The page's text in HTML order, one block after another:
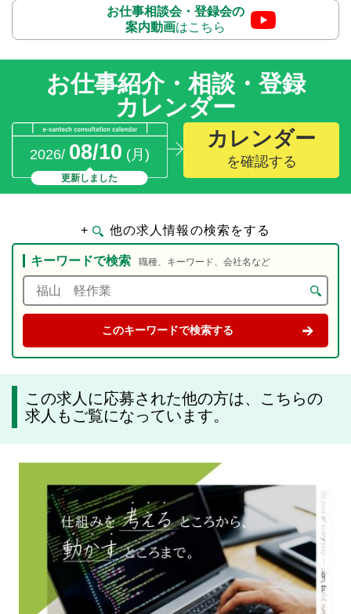
お仕事相談会・登録会の
案内動画はこちら
お仕事紹介・相談・登録
カレンダー
2026/ 08/10 (月)
更新しました
カレンダー
を確認する
+ 他の求人情報の検索をする
キーワードで検索 職種、キーワード、会社名など
この求人に応募された他の方は、こちらの
求人もご覧になっています。